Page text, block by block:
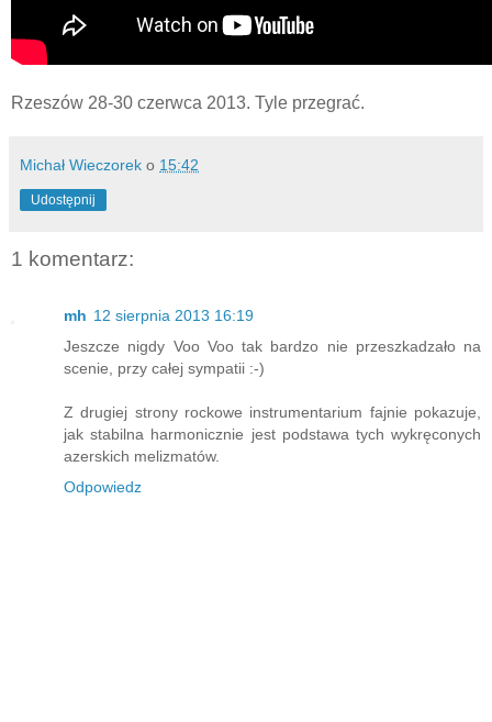
Rzeszów 28-30 czerwca 2013. Tyle przegrać.
Michał Wieczorek o 15:42
Udostępnij
1 komentarz:
mh 12 sierpnia 2013 16:19
Jeszcze nigdy Voo Voo tak bardzo nie przeszkadzało na
scenie, przy całej sympatii :-)
Z drugiej strony rockowe instrumentarium fajnie pokazuje,
jak stabilna harmonicznie jest podstawa tych wykręconych
azerskich melizmatów.
Odpowiedz